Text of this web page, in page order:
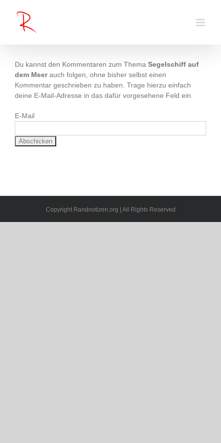
springen
Du kannst den Kommentaren zum Thema Segelschiff auf
dem Meerauch folgen, ohne bisher selbst einen
Kommentar geschrieben zu haben. Trage hierzu einfach
deine E-Mail-Adresse in das dafür vorgesehene Feld ein.
E-Mail
Copyright Randnotizen.org | All Rights Reserved